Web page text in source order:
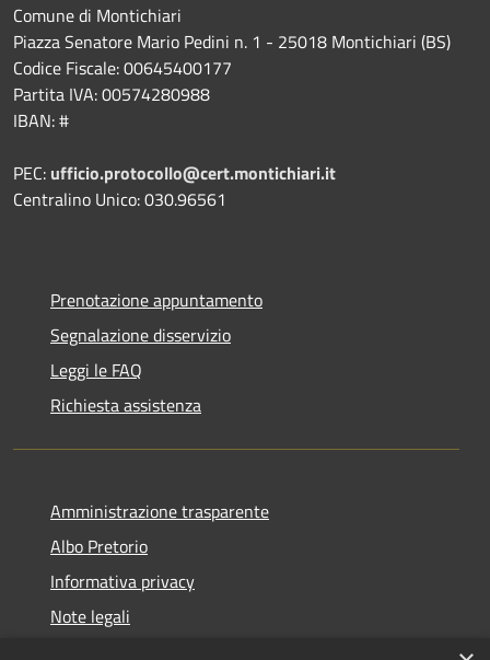
Comune di Montichiari
Piazza Senatore Mario Pedini n. 1 - 25018 Montichiari (BS)
Codice Fiscale: 00645400177
Partita IVA: 00574280988
IBAN: #
PEC: ufficio.protocollo@cert.montichiari.it
Centralino Unico: 030.96561
Prenotazione appuntamento
Segnalazione disservizio
Leggi le FAQ
Richiesta assistenza
Amministrazione trasparente
Albo Pretorio
Informativa privacy
Note legali